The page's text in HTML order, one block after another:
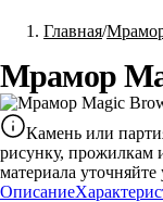
Главная
Мрамор
Камень или
рисунку, прожилкам
материала
Описание